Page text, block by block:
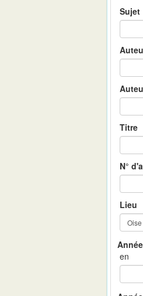
Sujet
Titre
N°
Lieu
en